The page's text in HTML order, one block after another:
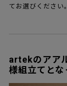
てお選びください。
artekのアア
様組立てとな